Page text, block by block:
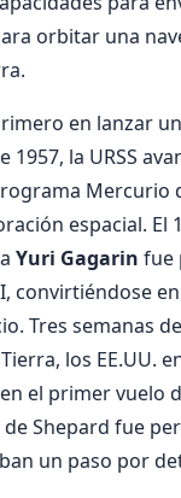
orbitar una
en lanzar
la URSS
Mercurio
espacial. El
Yuri Gagarin fue
convirtiéndose
Tres semanas
los EE.UU.
el primer vuelo
de Shepard fue
un paso por